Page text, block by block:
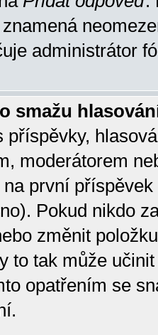
administrátor
smažu
příspěvky,
moderátorem
první
Pokud nikdo
změnit
to tak může
opatřením se